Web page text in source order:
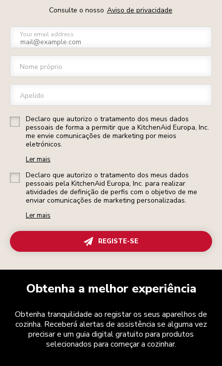
Consulte o nosso Aviso de privacidade
Your email address
Nome próprio
Apelido
Declaro que autorizo o tratamento dos meus dados
pessoais de forma a permitir que a KitchenAid Europa, Inc.
me envie comunicações de marketing por meios
eletrónicos.
Ler mais
Declaro que autorizo o tratamento dos meus dados
pessoais pela KitchenAid Europa, Inc. para realizar
atividades de definição de perfis com o objetivo de me
enviar comunicações de marketing personalizadas.
Ler mais
REGISTE-SE
Obtenha a melhor experiência
Obtenha tranquilidade ao registar os seus aparelhos de
cozinha. Receberá alertas de assistência se alguma vez
precisar e um guia digital gratuito para produtos
selecionados para começar a cozinhar.